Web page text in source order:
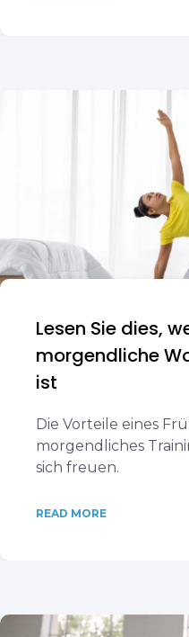
Lesen Sie dies,
morgendliche
ist
Die Vorteile eines
morgendliches
sich freuen.
READ MORE